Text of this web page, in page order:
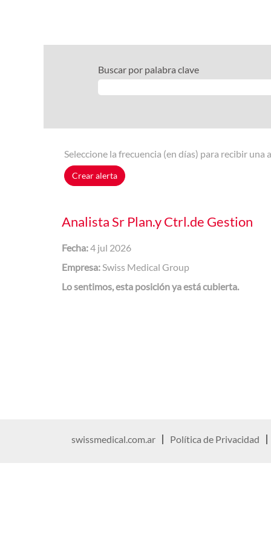
Buscar por palabra clave
Seleccione la frecuencia (en días) para recibir una
Crear alerta
Analista Sr Plan.y Ctrl.de Gestion
Fecha:4 jul 2026
Empresa: Swiss Medical Group
Lo sentimos, esta posición ya está cubierta.
swissmedical.com.ar Política de Privacidad